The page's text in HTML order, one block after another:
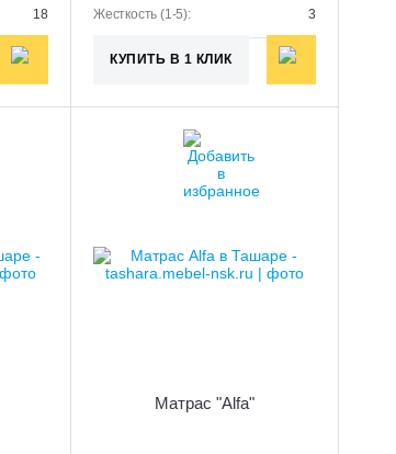
18
Жесткость (1-5):
3
КУПИТЬ В 1 КЛИК
Матрас "Alfa"